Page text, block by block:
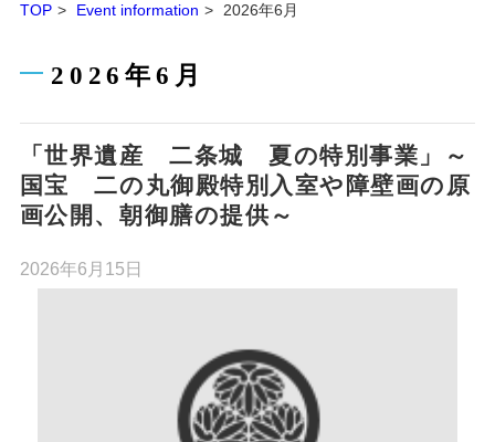
TOP Event information 2026年6月
2026年6月
「世界遺産 二条城 夏の特別事業」～
国宝 二の丸御殿特別入室や障壁画の原
画公開、朝御膳の提供～
2026年6月15日